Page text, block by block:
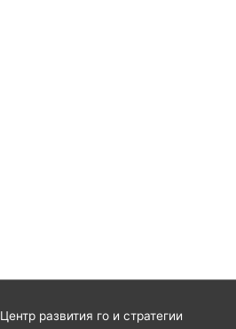
Центр развития го и стратегии